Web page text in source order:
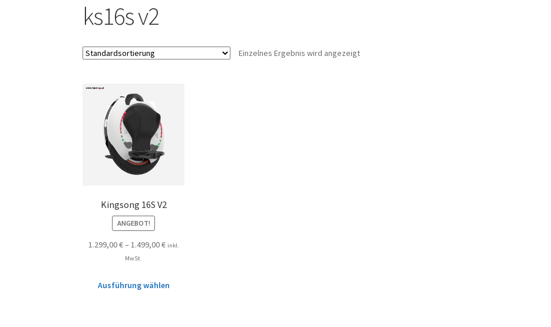
ks16s v2
Einzelnes Ergebnis wird angezeigt
Kingsong 16S V2
ANGEBOT!
1.299,00€– 1.499,00€ inkl.
MwSt.
Ausführung wählen